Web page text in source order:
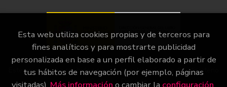
Este proyecto ha recibido una ayuda extraordinaria del Ministerio
de Cultura y Deporte
Esta web utiliza cookies propias y de terceros para
fines analíticos y para mostrarte publicidad
personalizada en base a un perfil elaborado a partir de
tus hábitos de navegación (por ejemplo, páginas